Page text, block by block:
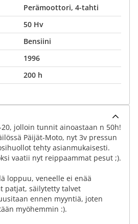
Perämoottori, 4-tahti
50 Hv
Bensiini
1996
200 h
jolloin tunnit ainoastaan n 50h!
Päijät-Moto, nyt 3v pressun
tehty asianmukaisesti.
vaatii nyt reippaammat pesut ;).
loppuu, veneelle ei enää
patjat, säilytetty talvet
ennen myyntiä, joten
myöhemmin :).